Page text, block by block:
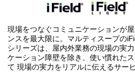
現場をつなぐコミュニケーションが
ンスを最大限に。マルティスープの
シリーズは、屋内外業務の現場の実
ケーション障壁を除き、使い慣れた
て 現場の実力をリアルに伝えるサービ